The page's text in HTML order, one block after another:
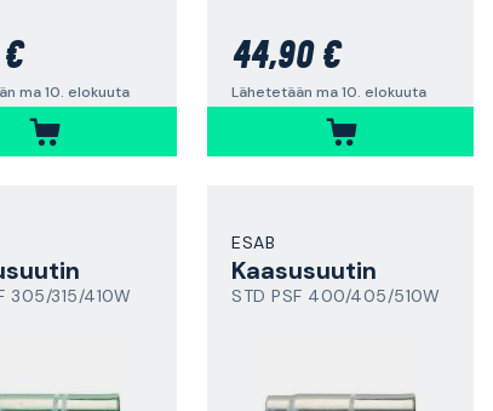
ma 10. elokuuta
44,90 €
Lähetetään ma 10. elokuuta
305/315/410W
ESAB
Kaasusuutin
STD PSF 400/405/510W